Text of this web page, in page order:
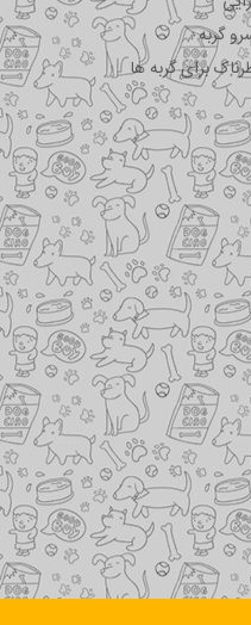
گربه
برای گربه ها